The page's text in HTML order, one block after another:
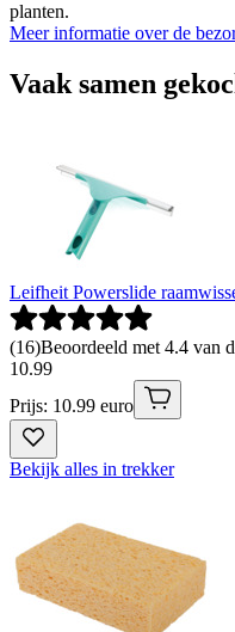
planten.
Meer informatie over de
Vaak samen
Leifheit Powerslide
(16)Beoordeeld met 4.4 van
10.99
Prijs: 10.99 euro
Bekijk alles in trekker